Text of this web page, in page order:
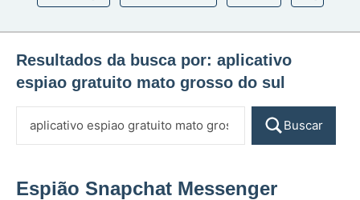
Resultados da busca por: aplicativo
espiao gratuito mato grosso do sul
Buscar
Espião Snapchat Messenger